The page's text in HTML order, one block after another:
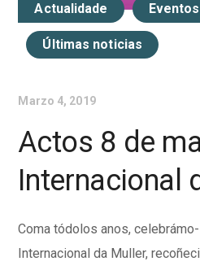
Actualidade Eventos
Últimas noticias
Marzo 4, 2019
Actos 8 de
Internacional
Coma tódolos anos,
Internacional da Muller,